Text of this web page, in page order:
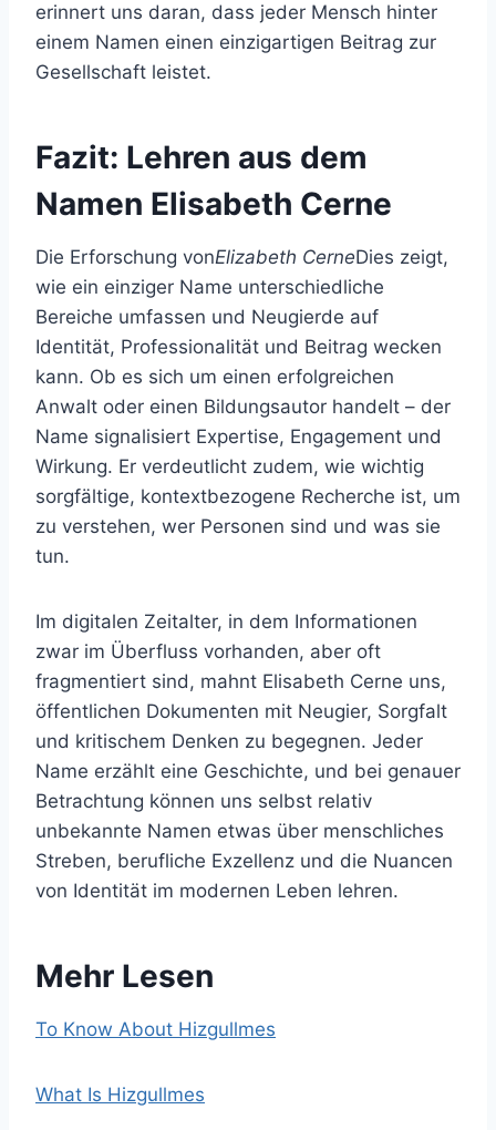
erinnert uns daran, dass jeder Mensch hinter
einem Namen einen einzigartigen Beitrag zur
Gesellschaft leistet.
Fazit: Lehren aus dem
Namen Elisabeth Cerne
Die Erforschung vonElizabeth CerneDies zeigt,
wie ein einziger Name unterschiedliche
Bereiche umfassen und Neugierde auf
Identität, Professionalität und Beitrag wecken
kann. Ob es sich um einen erfolgreichen
Anwalt oder einen Bildungsautor handelt – der
Name signalisiert Expertise, Engagement und
Wirkung. Er verdeutlicht zudem, wie wichtig
sorgfältige, kontextbezogene Recherche ist, um
zu verstehen, wer Personen sind und was sie
tun.
Im digitalen Zeitalter, in dem Informationen
zwar im Überfluss vorhanden, aber oft
fragmentiert sind, mahnt Elisabeth Cerne uns,
öffentlichen Dokumenten mit Neugier, Sorgfalt
und kritischem Denken zu begegnen. Jeder
Name erzählt eine Geschichte, und bei genauer
Betrachtung können uns selbst relativ
unbekannte Namen etwas über menschliches
Streben, berufliche Exzellenz und die Nuancen
von Identität im modernen Leben lehren.
Mehr Lesen
To Know About Hizgullmes
What Is Hizgullmes